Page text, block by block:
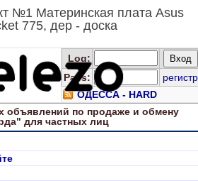
№1 Материнская плата Asus
775, дер - доска
Log:
Pass:
регистр
ОДЕССА - HARD
объявлений по продаже и обмену
длячастных лиц